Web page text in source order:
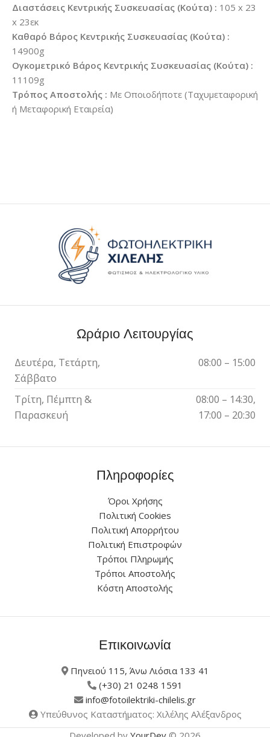
Διαστάσεις Κεντρικής Συσκευασίας (Κούτα) : 105 x 23
x 23εκ
Καθαρό Βάρος Κεντρικής Συσκευασίας (Κούτα) :
14900g
Ογκομετρικό Βάρος Κεντρικής Συσκευασίας (Κούτα) :
11109g
Τρόπος Αποστολής : Με Οποιοδήποτε (Ταχυμεταφορική
ή Μεταφορική Εταιρεία)
Ωράριο Λειτουργίας
Δευτέρα, Τετάρτη,
Σάββατο
08:00 – 15:00
Τρίτη, Πέμπτη &
Παρασκευή
08:00 – 14:30,
17:00 – 20:30
Πληροφορίες
Όροι Χρήσης
Πολιτική Cookies
Πολιτική Απορρήτου
Πολιτική Επιστροφών
Τρόποι Πληρωμής
Τρόποι Αποστολής
Κόστη Αποστολής
Επικοινωνία
Πηνειού 115, Άνω Λιόσια 133 41
(+30) 21 0248 1591
info@fotoilektriki-chilelis.gr
Υπεύθυνος Καταστήματος: Χιλέλης Αλέξανδρος